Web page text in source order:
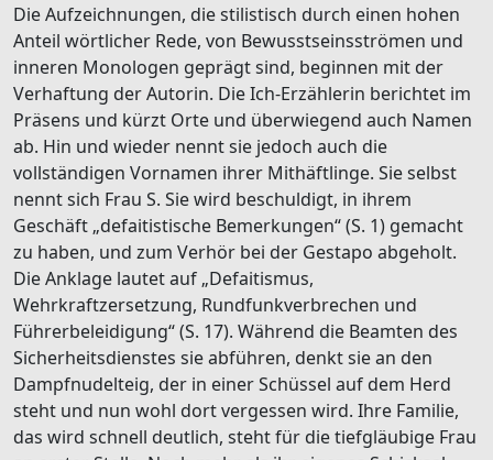
Die Aufzeichnungen, die stilistisch durch einen hohen
Anteil wörtlicher Rede, von Bewusstseinsströmen und
inneren Monologen geprägt sind, beginnen mit der
Verhaftung der Autorin. Die Ich-Erzählerin berichtet im
Präsens und kürzt Orte und überwiegend auch Namen
ab. Hin und wieder nennt sie jedoch auch die
vollständigen Vornamen ihrer Mithäftlinge. Sie selbst
nennt sich Frau S. Sie wird beschuldigt, in ihrem
Geschäft „defaitistische Bemerkungen“ (S. 1) gemacht
zu haben, und zum Verhör bei der Gestapo abgeholt.
Die Anklage lautet auf „Defaitismus,
Wehrkraftzersetzung, Rundfunkverbrechen und
Führerbeleidigung“ (S. 17). Während die Beamten des
Sicherheitsdienstes sie abführen, denkt sie an den
Dampfnudelteig, der in einer Schüssel auf dem Herd
steht und nun wohl dort vergessen wird. Ihre Familie,
das wird schnell deutlich, steht für die tiefgläubige Frau